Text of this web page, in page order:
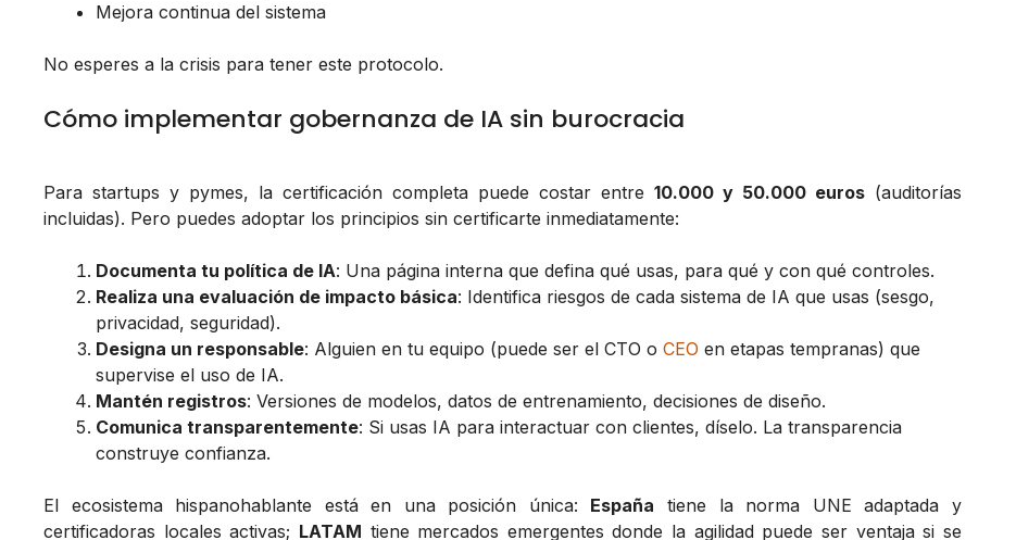
Mejora continua del sistema
No esperes a la crisis para tener este protocolo.
Cómo implementar gobernanza de IA sin burocracia
Para startups y pymes, la certificación completa puede costar entre 10.000 y 50.000 euros(auditorías
incluidas). Pero puedes adoptar los principios sin certificarte inmediatamente:
Documenta tu política de IA: Una página interna que defina qué usas, para qué y con qué controles.
Realiza una evaluación de impacto básica: Identifica riesgos de cada sistema de IA que usas (sesgo,
privacidad, seguridad).
Designa un responsable: Alguien en tu equipo (puede ser el CTO o CEO en etapas tempranas) que
supervise el uso de IA.
Mantén registros: Versiones de modelos, datos de entrenamiento, decisiones de diseño.
Comunica transparentemente: Si usas IA para interactuar con clientes, díselo. La transparencia
construye confianza.
El ecosistema hispanohablante está en una posición única: España tiene la norma UNE adaptada y
certificadoras locales activas; LATAM tiene mercados emergentes donde la agilidad puede ser ventaja si se